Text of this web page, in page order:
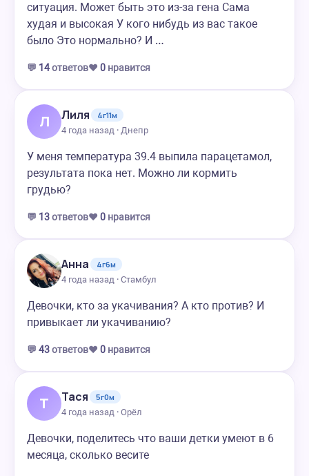
ситуация. Может быть это из-за гена Сама
худая и высокая У кого нибудь из вас такое
было Это нормально? И …
💬 14ответов❤️ 0 нравится
Л Лиля
4г11м
4 года назад · Днепр
У меня температура 39.4 выпила парацетамол,
результата пока нет. Можно ли кормить
грудью?
💬 13ответов❤️ 0 нравится
Анна
4г6м
4 года назад · Стамбул
Девочки, кто за укачивания? А кто против? И
привыкает ли укачиванию?
💬 43ответов❤️ 0 нравится
Т Тася
5г0м
4 года назад · Орёл
Девочки, поделитесь что ваши детки умеют в 6
месяца, сколько весите